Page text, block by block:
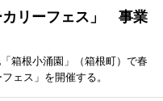
カリーフェス」 事業
箱根小涌園」（箱根町）で春
ェス」を開催する。